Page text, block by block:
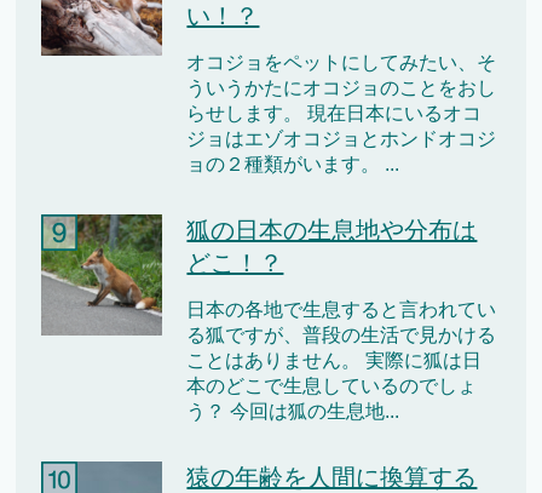
い！？
オコジョをペットにしてみたい、そ
ういうかたにオコジョのことをおし
らせします。 現在日本にいるオコ
ジョはエゾオコジョとホンドオコジ
ョの２種類がいます。 ...
狐の日本の生息地や分布は
どこ！？
日本の各地で生息すると言われてい
る狐ですが、普段の生活で見かける
ことはありません。 実際に狐は日
本のどこで生息しているのでしょ
う？ 今回は狐の生息地...
猿の年齢を人間に換算する